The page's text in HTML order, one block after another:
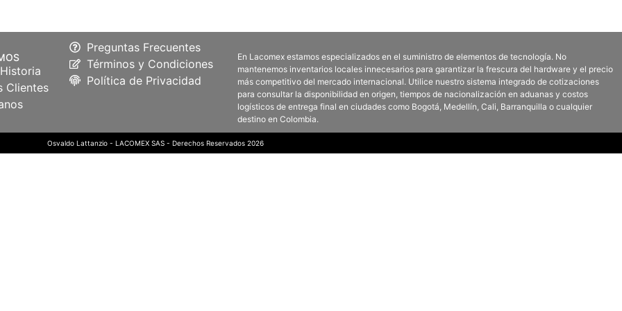
Clientes
Preguntas Frecuentes
Términos y Condiciones
Política de Privacidad
En Lacomex estamos especializados en el suministro de elementos de tecnología. No
mantenemos inventarios locales innecesarios para garantizar la frescura del hardware y el precio
más competitivo del mercado internacional. Utilice nuestro sistema integrado de cotizaciones
para consultar la disponibilidad en origen, tiempos de nacionalización en aduanas y costos
logísticos de entrega final en ciudades como Bogotá, Medellín, Cali, Barranquilla o cualquier
destino en Colombia.
Osvaldo Lattanzio - LACOMEX SAS - Derechos Reservados 2026